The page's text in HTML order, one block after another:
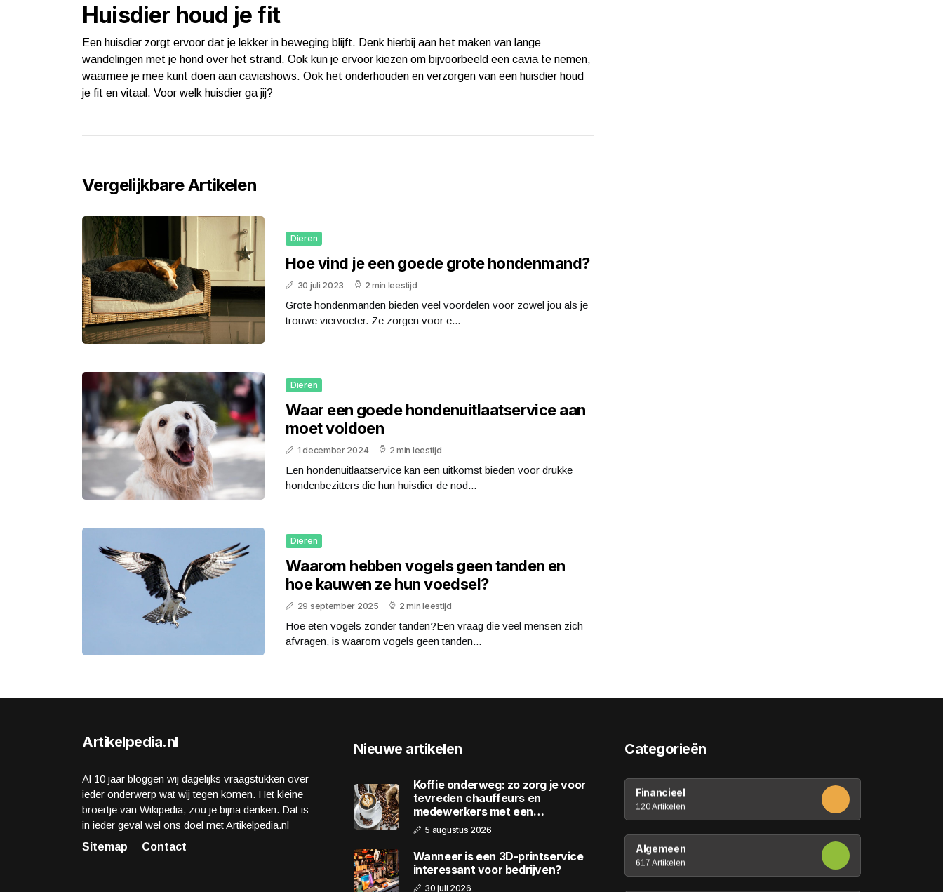
Huisdier houd je fit
Een huisdier zorgt ervoor dat je lekker in beweging blijft. Denk hierbij aan het maken van lange
wandelingen met je hond over het strand. Ook kun je ervoor kiezen om bijvoorbeeld een cavia te nemen,
waarmee je mee kunt doen aan caviashows. Ook het onderhouden en verzorgen van een huisdier houd
je fit en vitaal. Voor welk huisdier ga jij?
Vergelijkbare Artikelen
Dieren
Hoe vind je een goede grote hondenmand?
30 juli 2023 2 min leestijd
Grote hondenmanden bieden veel voordelen voor zowel jou als je
trouwe viervoeter. Ze zorgen voor e...
Dieren
Waar een goede hondenuitlaatservice aan
moet voldoen
1 december 2024 2 min leestijd
Een hondenuitlaatservice kan een uitkomst bieden voor drukke
hondenbezitters die hun huisdier de nod...
Dieren
Waarom hebben vogels geen tanden en
hoe kauwen ze hun voedsel?
29 september 2025 2 min leestijd
Hoe eten vogels zonder tanden?Een vraag die veel mensen zich
afvragen, is waarom vogels geen tanden...
Artikelpedia.nl
Al 10 jaar bloggen wij dagelijks vraagstukken over
ieder onderwerp wat wij tegen komen. Het kleine
broertje van Wikipedia, zou je bijna denken. Dat is
in ieder geval wel ons doel met Artikelpedia.nl
Sitemap
Contact
Nieuwe artikelen
Koffie onderweg: zo zorg je voor
tevreden chauffeurs en
medewerkers met een
wagenpark
5 augustus 2026
Wanneer is een 3D-printservice
interessant voor bedrijven?
30 juli 2026
Categorieën
Financieel
120 Artikelen
Algemeen
617 Artikelen